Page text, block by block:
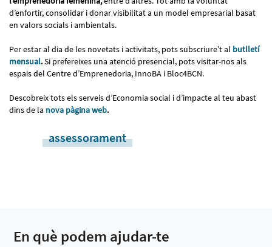
d’enfortir, consolidar i donar visibilitat a un model empresarial basat
en valors socials i ambientals.
Per estar al dia de les novetats i activitats, pots subscriure’t al butlletí
mensual.Si prefereixes una atenció presencial, pots visitar-nos als
espais del Centre d’Emprenedoria, InnoBA i Bloc4BCN.
Descobreix tots els serveis d’Economia social i d’impacte al teu abast
dins de la nova pàgina web.
assessorament
En què podem ajudar-te